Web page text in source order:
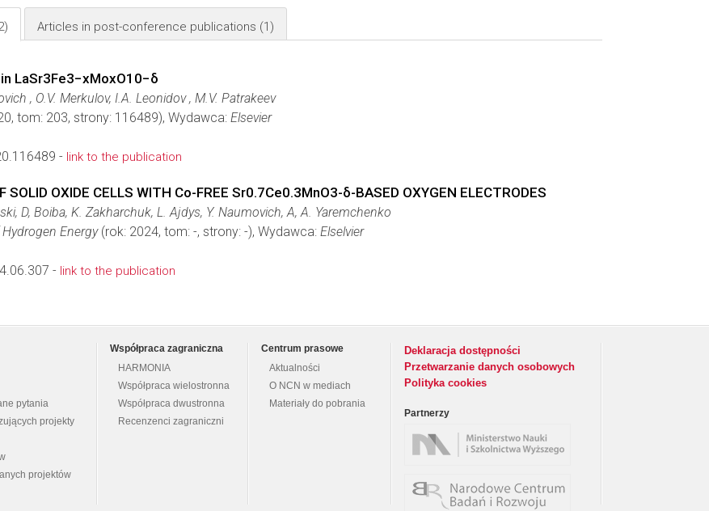
Articles in post-conference publications (1)
LaSr3Fe3−xMoxO10−δ
, O.V. Merkulov, I.A. Leonidov , M.V. Patrakeev
tom: 203, strony: 116489), Wydawca: Elsevier
- link to the publication
SOLID OXIDE CELLS WITH Co-FREE Sr0.7Ce0.3MnO3-δ-BASED OXYGEN ELECTRODES
D, Boiba, K. Zakharchuk, L. Ajdys, Y. Naumovich, A, A. Yaremchenko
Energy(rok: 2024, tom: -, strony: -), Wydawca: Elselvier
- link to the publication
pytania
projekty
projektów
Współpraca zagraniczna
HARMONIA
Współpraca wielostronna
Współpraca dwustronna
Recenzenci zagraniczni
Centrum prasowe
Aktualności
O NCN w mediach
Materiały do pobrania
Deklaracja dostępności
Przetwarzanie danych osobowych
Polityka cookies
Partnerzy